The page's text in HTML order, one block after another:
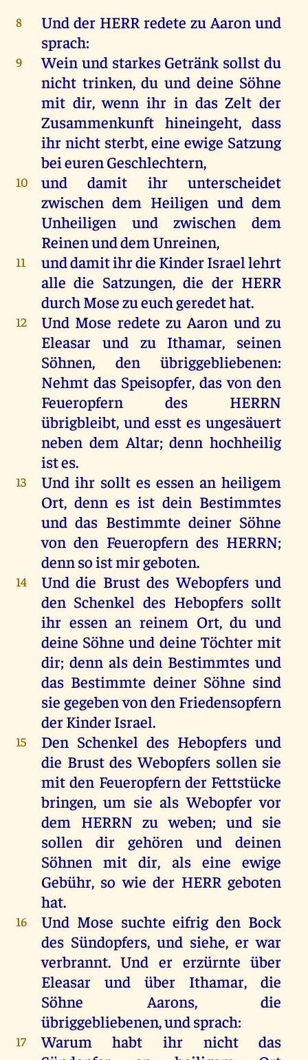
8 Und der HERR redete zu Aaron und
sprach:
9 Wein und starkes Getränk sollst du
nicht trinken,du und deine Söhne
mit dir,wenn ihr in dasZeltder
Zusammenkunft hineingeht, dass
ihr nicht sterbt,eine ewige Satzung
beieurenGeschlechtern,
10 und damit ihrunterscheidet
zwischen dem Heiligen und dem
Unheiligen
und zwischen
dem
ReinenunddemUnreinen,
11 unddamitihrdie KinderIsraellehrt
alle die Satzungen,die der HERR
durchMosezueuchgeredethat.
12 Und Mose redete zu Aaron und zu
Eleasar und zu Ithamar, seinen
Söhnen, den übriggebliebenen:
Nehmt das Speisopfer,das von den
Feueropfern des
HERRN
übrigbleibt, undesstes ungesäuert
neben dem Altar;denn hochheilig
istes.
13 Und ihr sollt es essen an heiligem
Ort, denn es ist dein Bestimmtes
und das Bestimmte deiner Söhne
von den Feueropfern des HERRN;
dennsoistmirgeboten.
14 Und die Brust des Webopfersund
den Schenkel des Hebopfers sollt
ihr essen an reinem Ort,du und
deine Söhne und deine Töchter mit
dir; denn als dein Bestimmtesund
das Bestimmte deiner Söhne sind
sie gegebenvonden Friedensopfern
derKinderIsrael.
15 Den Schenkel des Hebopfersund
die Brust des Webopfers sollen sie
mit den Feueropfern derFettstücke
bringen,um sie als Webopfer vor
dem HERRN zu weben; und sie
sollen
dir gehören und
deinen
Söhnen mit dir, als eine ewige
Gebühr, so wie der HERR geboten
hat.
16 Und Mose suchte eifrigden Bock
des Sündopfers, und siehe,er war
verbrannt.Und er erzürnte über
Eleasar
und über Ithamar,die
Söhne
Aarons,die
übriggebliebenen,undsprach:
17 Warum habt ihr nicht
das